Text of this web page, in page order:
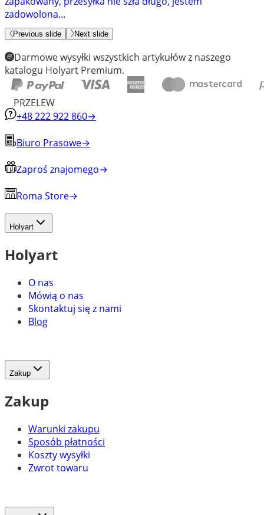
zadowolona...
Previous slide Next slide
Darmowe wysyłki wszystkich artykułów z naszego
katalogu Holyart Premium.
PRZELEW
+48 222 922 860→
Biuro Prasowe→
Zaproś znajomego→
Roma Store→
Holyart
Holyart
O nas
Mówią o nas
Skontaktuj się z nami
Blog
Zakup
Zakup
Warunki zakupu
Sposób płatności
Koszty wysyłki
Zwrot towaru